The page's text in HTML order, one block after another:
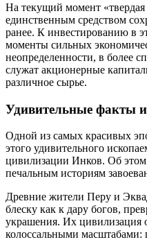
На текущий момент «твердая
единственным средством
ранее. К инвестированию в
моменты сильных
неопределенности, в более
служат акционерные
различное сырье.
Удивительные факты
Одной из самых красивых
этого удивительного
цивилизации Инков. Об
печальным историям
Древние жители Перу и
блеску как к дару богов,
украшения. Их цивилизация
колоссальными масштабами: